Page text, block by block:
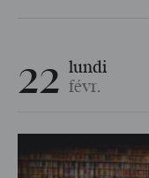
22 lundi
févr.